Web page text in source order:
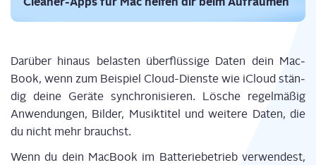
Dar­über hin­aus belas­ten über­flüs­si­ge Daten dein Mac­
Book, wenn zum Bei­spiel Cloud-Diens­te wie iCloud stän­
dig dei­ne Gerä­te syn­chro­ni­sie­ren. Lösche regel­mä­ßig
Anwen­dun­gen, Bil­der, Musik­ti­tel und wei­te­re Daten, die
du nicht mehr brauchst.
Wenn du dein Mac­Book im Bat­te­riebetriebver­wen­dest,